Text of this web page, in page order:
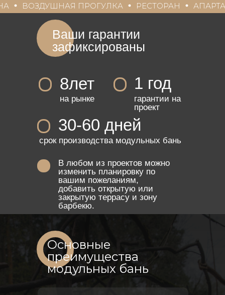
ПРОГУЛКА РЕСТОРАН АПАРТАМЕНТЫ
Ваши гарантии
зафиксированы
на рынке
8лет
срок производства модульных бань
30-60 дней
гарантии на
проект
1 год
В любом из проектов можно
изменить планировку по
вашим пожеланиям,
добавить открытую или
закрытую террасу и зону
барбекю.
Основные
преимущества
модульных бань